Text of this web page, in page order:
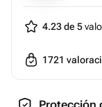
4.23 de 5
1721